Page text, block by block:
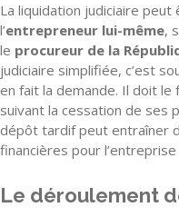
La liquidation judiciaire
l’entrepreneur lui-même,
le procureur de la
judiciaire simplifiée, c’est
en fait la demande. Il doit le
suivant la cessation de ses
dépôt tardif peut entraîner
financières pour
Le déroulement